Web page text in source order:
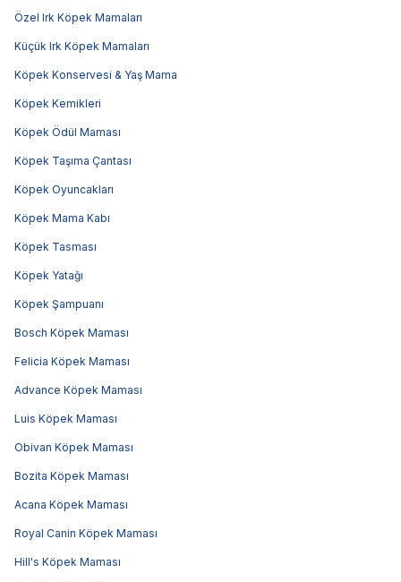
Özel Irk Köpek Mamaları
Küçük Irk Köpek Mamaları
Köpek Konservesi & Yaş Mama
Köpek Kemikleri
Köpek Ödül Maması
Köpek Taşıma Çantası
Köpek Oyuncakları
Köpek Mama Kabı
Köpek Tasması
Köpek Yatağı
Köpek Şampuanı
Bosch Köpek Maması
Felicia Köpek Maması
Advance Köpek Maması
Luis Köpek Maması
Obivan Köpek Maması
Bozita Köpek Maması
Acana Köpek Maması
Royal Canin Köpek Maması
Hill's Köpek Maması